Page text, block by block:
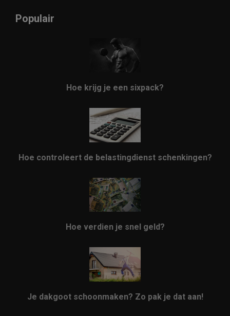
Populair
Hoe krijg je een sixpack?
Hoe controleert de belastingdienst schenkingen?
Hoe verdien je snel geld?
Je dakgoot schoonmaken? Zo pak je dat aan!